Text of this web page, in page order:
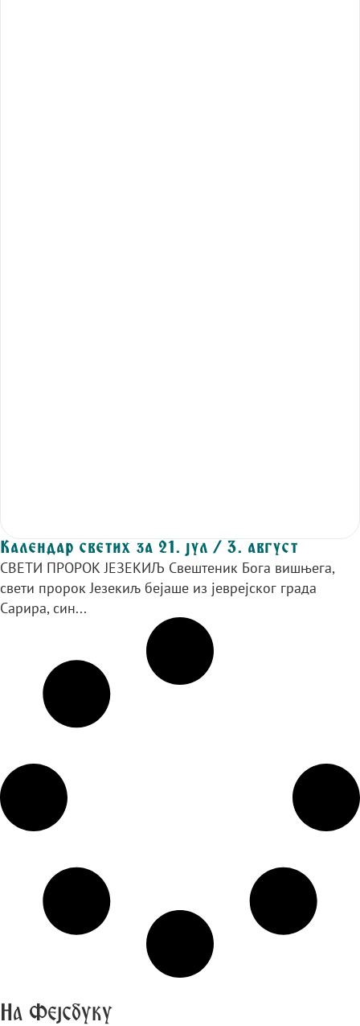
Календар светих за 21. јул / 3. август
СВЕТИ ПРОРОК ЈЕЗЕКИЉ Свештеник Бога вишњега,
свети пророк Језекиљ бејаше из јеврејског града
Сарира, син...
На Фејсбуку